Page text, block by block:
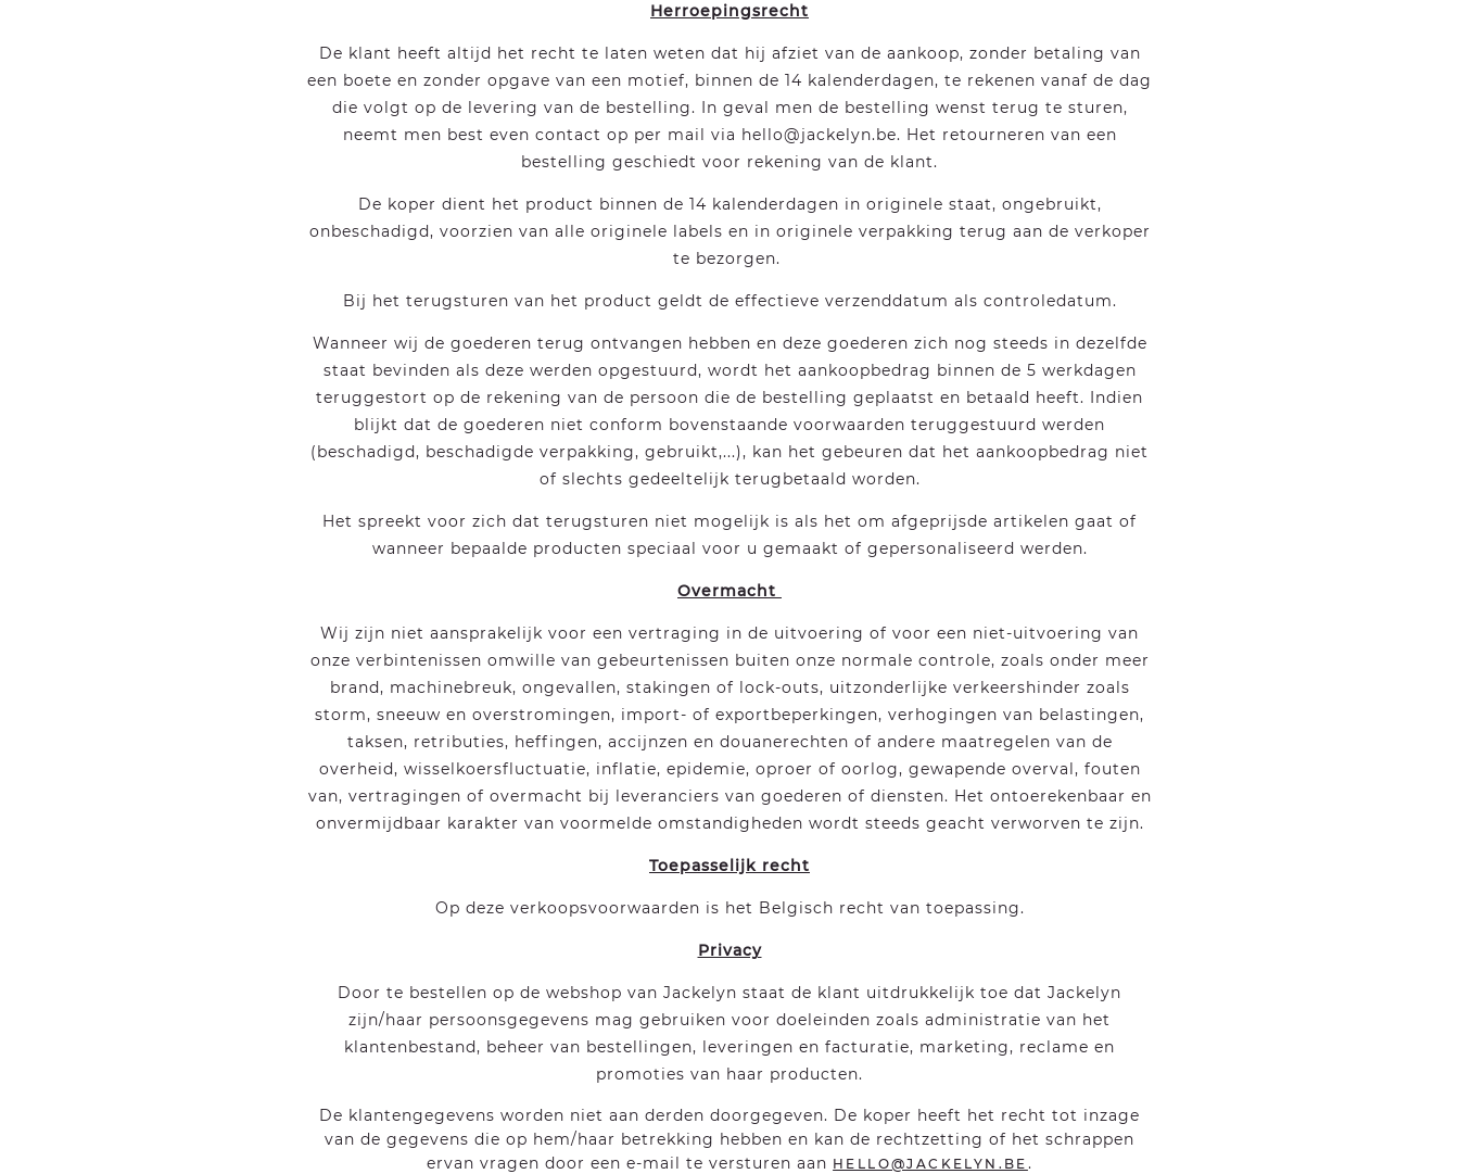
Herroepingsrecht
De klant heeft altijd het recht te laten weten dat hij afziet van de aankoop, zonder betaling van
een boete en zonder opgave van een motief, binnen de 14 kalenderdagen, te rekenen vanaf de dag
die volgt op de levering van de bestelling. In geval men de bestelling wenst terug te sturen,
neemt men best even contact op per mail via hello@jackelyn.be. Het retourneren van een
bestelling geschiedt voor rekening van de klant.
De koper dient het product binnen de 14 kalenderdagen in originele staat, ongebruikt,
onbeschadigd, voorzien van alle originele labels en in originele verpakking terug aan de verkoper
te bezorgen.
Bij het terugsturen van het product geldt de effectieve verzenddatum als controledatum.
Wanneer wij de goederen terug ontvangen hebben en deze goederen zich nog steeds in dezelfde
staat bevinden als deze werden opgestuurd, wordt het aankoopbedrag binnen de 5 werkdagen
teruggestort op de rekening van de persoon die de bestelling geplaatst en betaald heeft. Indien
blijkt dat de goederen niet conform bovenstaande voorwaarden teruggestuurd werden
(beschadigd, beschadigde verpakking, gebruikt,...), kan het gebeuren dat het aankoopbedrag niet
of slechts gedeeltelijk terugbetaald worden.
Het spreekt voor zich dat terugsturen niet mogelijk is als het om afgeprijsde artikelen gaat of
wanneer bepaalde producten speciaal voor u gemaakt of gepersonaliseerd werden.
Overmacht
Wij zijn niet aansprakelijk voor een vertraging in de uitvoering of voor een niet-uitvoering van
onze verbintenissen omwille van gebeurtenissen buiten onze normale controle, zoals onder meer
brand, machinebreuk, ongevallen, stakingen of lock-outs, uitzonderlijke verkeershinder zoals
storm, sneeuw en overstromingen, import- of exportbeperkingen, verhogingen van belastingen,
taksen, retributies, heffingen, accijnzen en douanerechten of andere maatregelen van de
overheid, wisselkoersfluctuatie, inflatie, epidemie, oproer of oorlog, gewapende overval, fouten
van, vertragingen of overmacht bij leveranciers van goederen of diensten. Het ontoerekenbaar en
onvermijdbaar karakter van voormelde omstandigheden wordt steeds geacht verworven te zijn.
Toepasselijk recht
Op deze verkoopsvoorwaarden is het Belgisch recht van toepassing.
Privacy
Door te bestellen op de webshop van Jackelyn staat de klant uitdrukkelijk toe dat Jackelyn
zijn/haar persoonsgegevens mag gebruiken voor doeleinden zoals administratie van het
klantenbestand, beheer van bestellingen, leveringen en facturatie, marketing, reclame en
promoties van haar producten.
De klantengegevens worden niet aan derden doorgegeven. De koper heeft het recht tot inzage
van de gegevens die op hem/haar betrekking hebben en kan de rechtzetting of het schrappen
ervan vragen door een e-mail te versturen aan HELLO@JACKELYN.BE .